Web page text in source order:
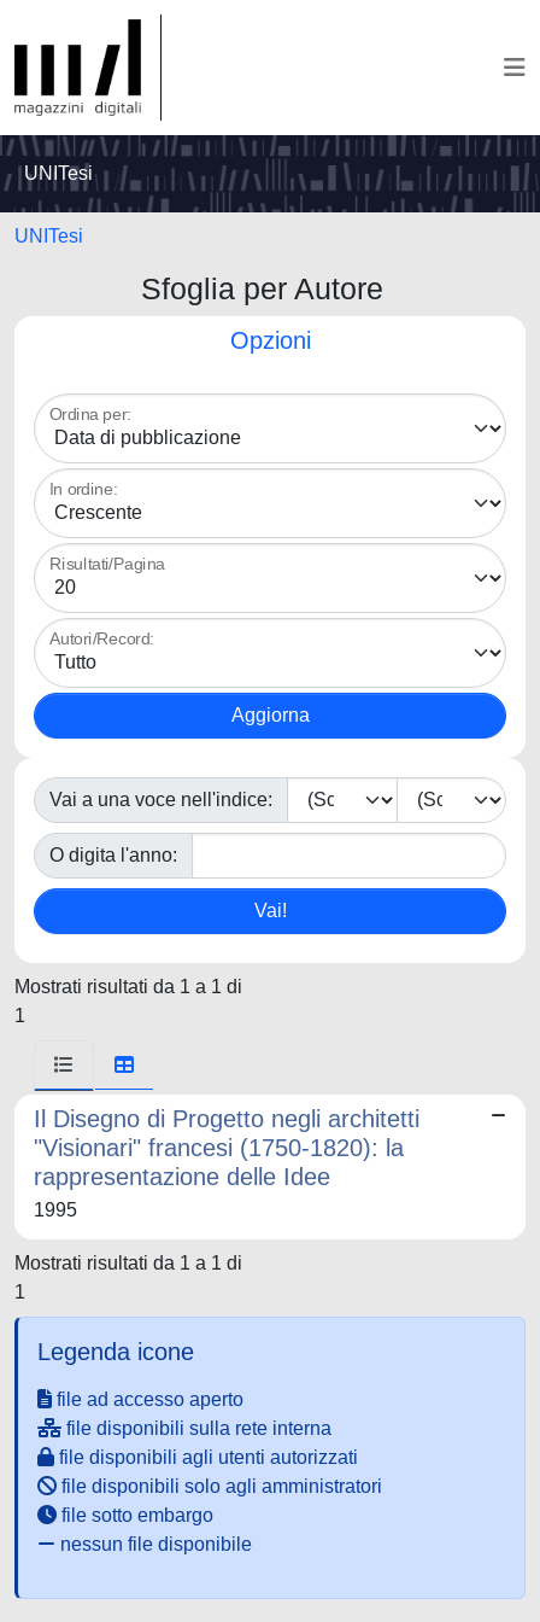
UNITesi
UNITesi
Sfoglia per Autore
Opzioni
Ordina per:
In ordine:
Risultati/Pagina
Autori/Record:
Vai a una voce nell'indice:
O digita l'anno:
Mostrati risultati da 1 a 1 di
1
Il Disegno di Progetto negli architetti
"Visionari" francesi (1750-1820): la
rappresentazione delle Idee
1995
Mostrati risultati da 1 a 1 di
1
Legenda icone
file ad accesso aperto
file disponibili sulla rete interna
file disponibili agli utenti autorizzati
file disponibili solo agli amministratori
file sotto embargo
nessun file disponibile